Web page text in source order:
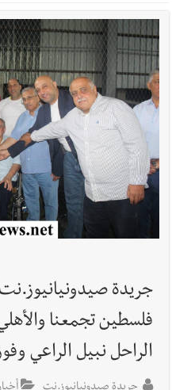
أخبار لبنان بالصور : قائد
Sollfrank على ضرورة تعزيز التعاون بين الجيشَين
أخبار لبنان الطقس غدا صيفي
الموسمية
أخبار لبنان إنفجار مرفأ أم
أخبار لبنان
جريدة
فلسطين تجمعنا
الراحل نبيل الراعي